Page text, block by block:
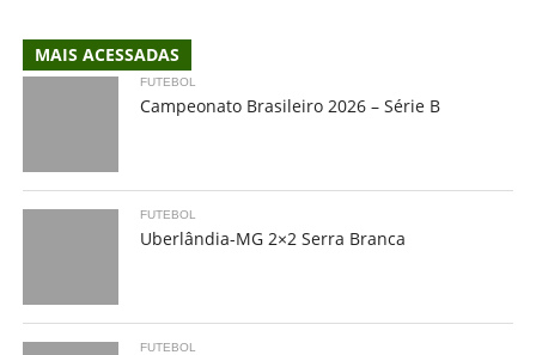
MAIS ACESSADAS
FUTEBOL
Campeonato Brasileiro 2026 – Série B
FUTEBOL
Uberlândia-MG 2×2 Serra Branca
FUTEBOL